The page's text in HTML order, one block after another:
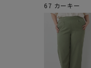
67 カーキー